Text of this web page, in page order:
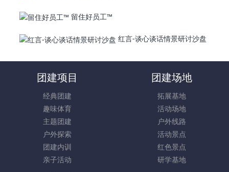
留住好员工™
红言-谈心谈话情景研讨沙盘
团建项目
经典团建
趣味体育
主题团建
户外探索
团建内训
亲子活动
团建场地
拓展基地
活动场地
户外线路
活动景点
红色景点
研学基地